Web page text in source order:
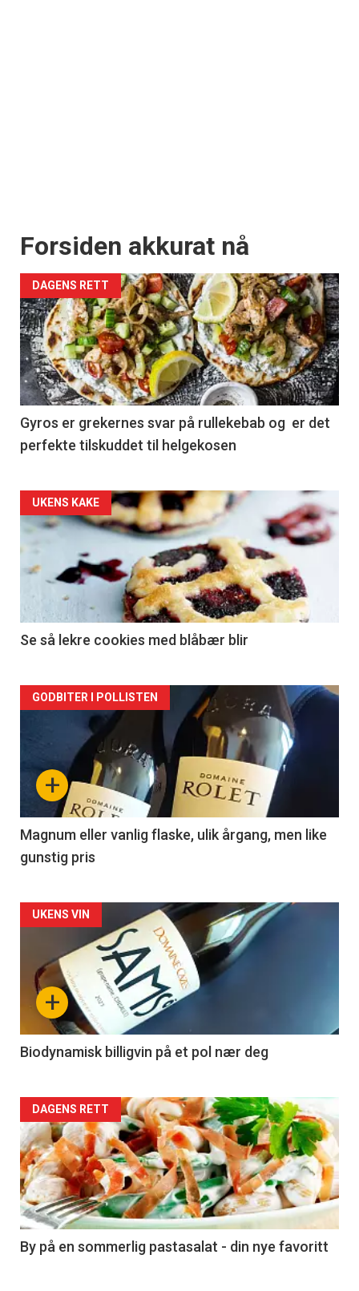
Forsiden akkurat nå
DAGENS RETT
Gyros er grekernes svar på rullekebab og er det
perfekte tilskuddet til helgekosen
Forsiden
akkurat
nå
2
UKENS KAKE
Se så lekre cookies med blåbær blir
Forsiden
akkurat
nå
3
+
GODBITER I POLLISTEN
Magnum eller vanlig flaske, ulik årgang, men like
gunstig pris
Forsiden
akkurat
nå
4
+
UKENS VIN
Biodynamisk billigvin på et pol nær deg
Forsiden
akkurat
nå
-
5
DAGENS RETT
By på en sommerlig pastasalat - din nye favoritt